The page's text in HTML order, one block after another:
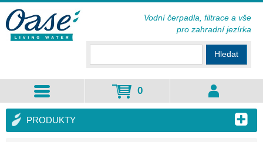
PRODUKTY
Hledat
0
Vodní čerpadla, filtrace a vše
pro zahradní jezírka